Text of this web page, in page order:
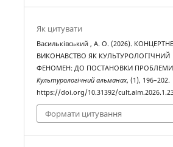
Як цитувати
Васильківський , А. О. (2026).
ВИКОНАВСТВО ЯК КУЛЬТУРОЛОГІЧНИЙ
ФЕНОМЕН: ДО ПОСТАНОВКИ
Культурологічний альманах, (1), 196–202.
https://doi.org/10.31392/
Формати цитування